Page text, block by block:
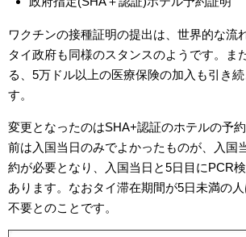
ワクチンの接種証明の提出は、世界的な流
タイ政府も同様のスタンスのようです。ま
る、5万ドル以上の医療保険の加入も引き
す。
変更となったのはSHA+認証のホテルの予
前は入国当日のみでよかったものが、入国
約が必要となり、入国当日と5日目にPCR
あります。なおタイ滞在期間が5日未満の
不要とのことです。